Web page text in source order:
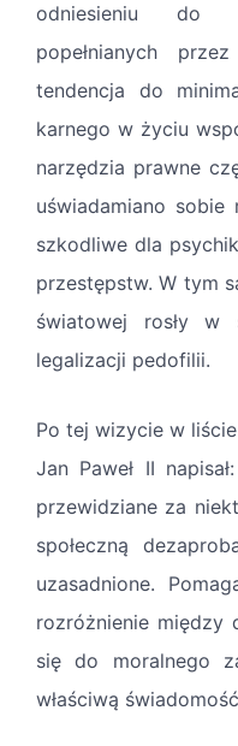
odniesieniu do
popełnianych
tendencja do
karnego w życiu
narzędzia prawne
uświadamiano
szkodliwe dla
przestępstw. W tym
światowej rosły w
legalizacji pedofilii.
Po tej wizycie w
Jan Paweł II
przewidziane za
społeczną
uzasadnione.
rozróżnienie między
się do moralnego
właściwą